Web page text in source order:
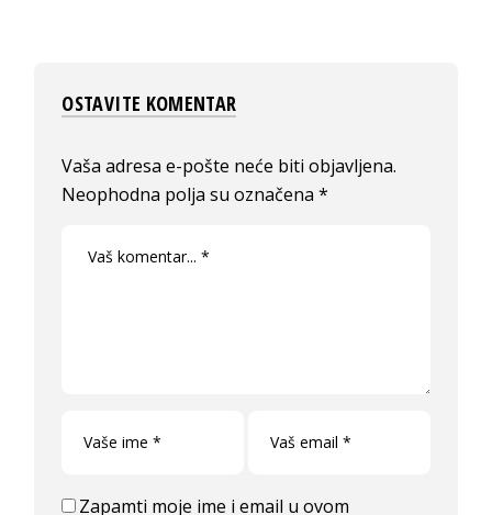
OSTAVITE KOMENTAR
Vaša adresa e-pošte neće biti objavljena.
Neophodna polja su označena*
Zapamti moje ime i email u ovom